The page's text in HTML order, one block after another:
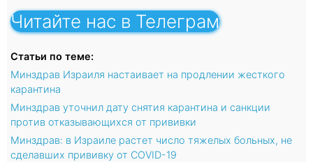
Читайте нас в Телеграм
Статьи по теме:
Минздрав Израиля настаивает на продлении жесткого
карантина
Минздрав уточнил дату снятия карантина и санкции
против отказывающихся от прививки
Минздрав: в Израиле растет число тяжелых больных, не
сделавших прививку от COVID-19